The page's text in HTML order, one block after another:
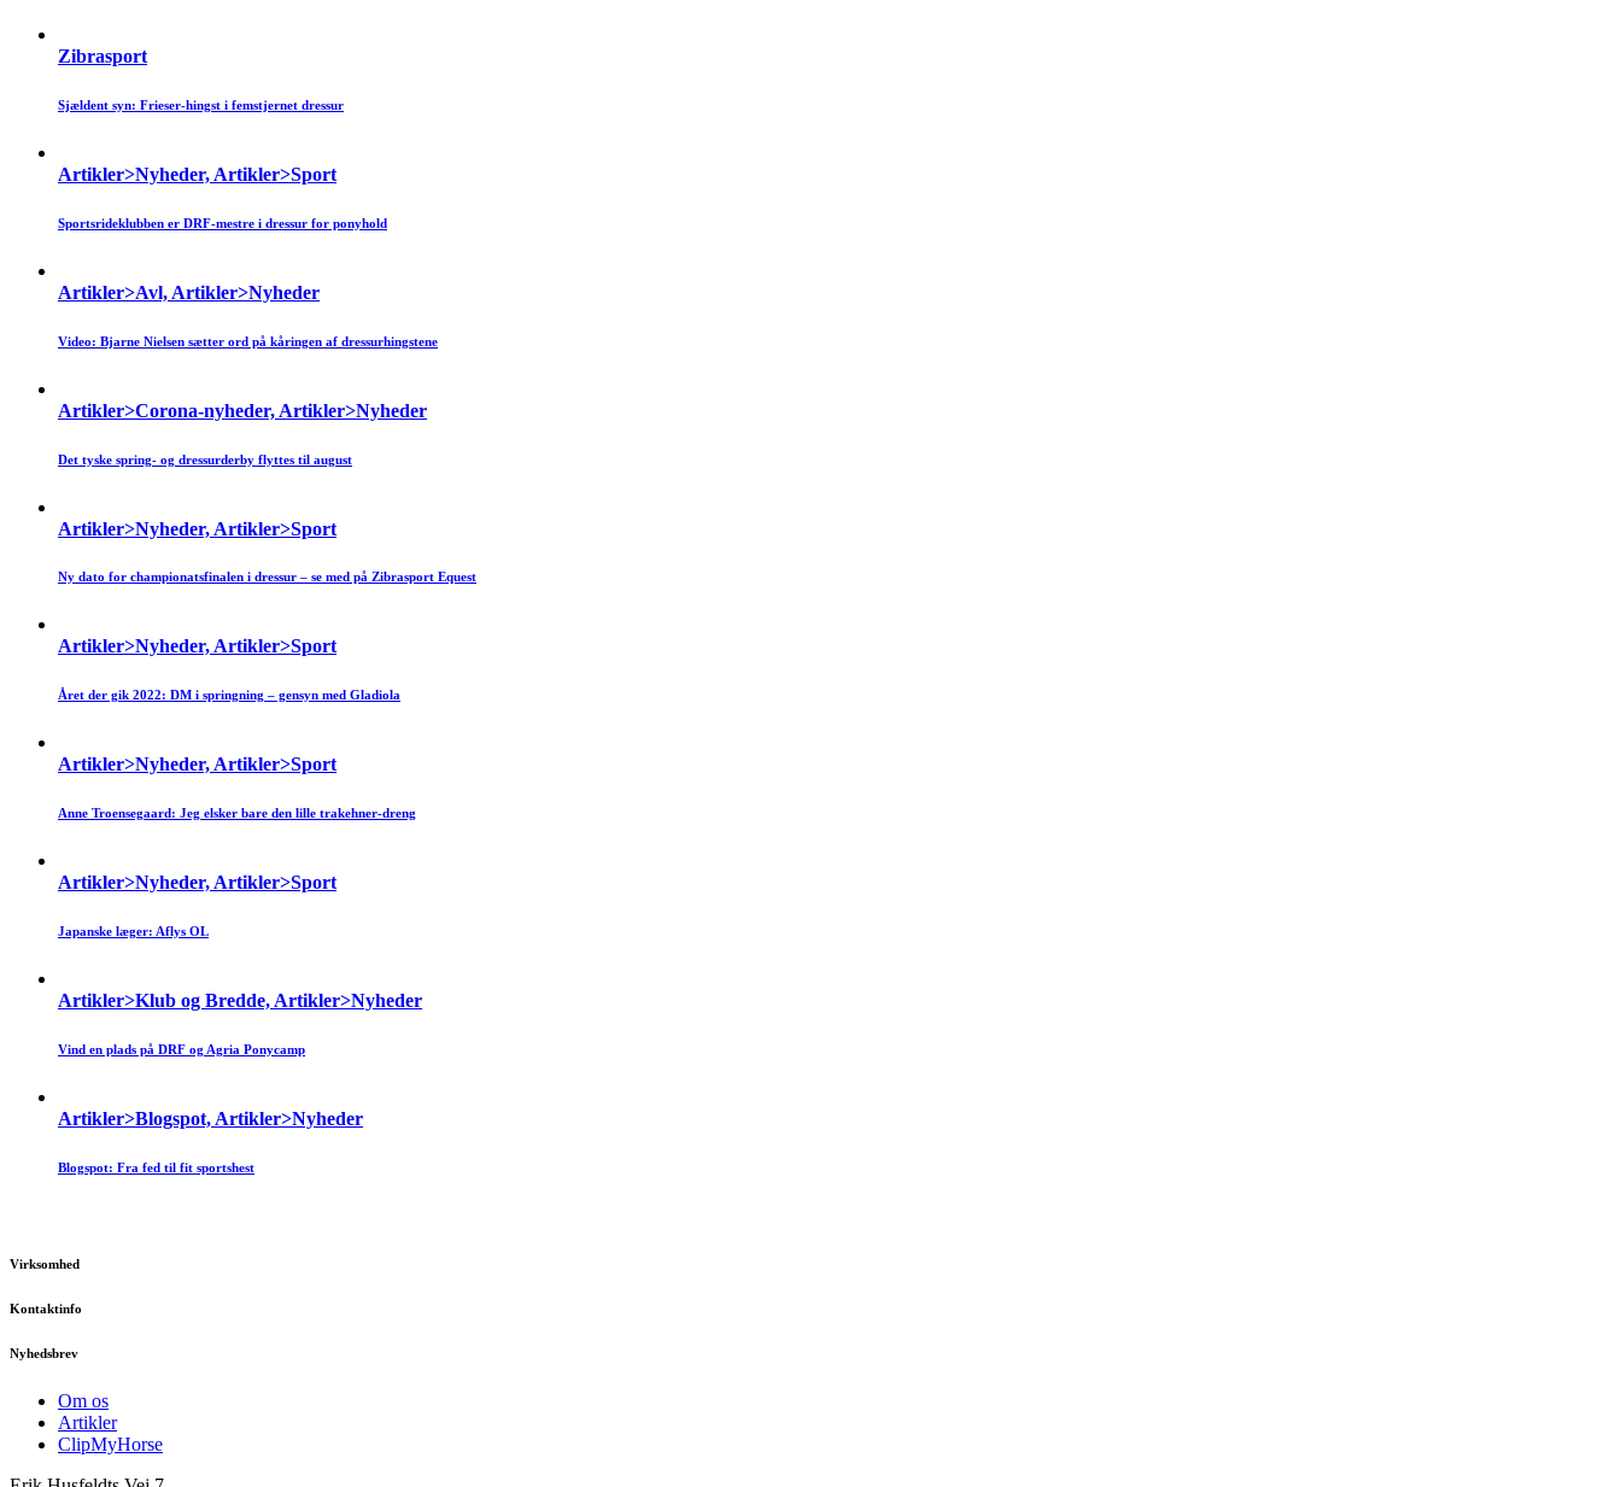
Zibrasport
Sjældent syn: Frieser-hingst i femstjernet dressur
Artikler>Nyheder, Artikler>Sport
Sportsrideklubben er DRF-mestre i dressur for ponyhold
Artikler>Avl, Artikler>Nyheder
Video: Bjarne Nielsen sætter ord på kåringen af dressurhingstene
Artikler>Corona-nyheder, Artikler>Nyheder
Det tyske spring- og dressurderby flyttes til august
Artikler>Nyheder, Artikler>Sport
Ny dato for championatsfinalen i dressur – se med på Zibrasport Equest
Artikler>Nyheder, Artikler>Sport
Året der gik 2022: DM i springning – gensyn med Gladiola
Artikler>Nyheder, Artikler>Sport
Anne Troensegaard: Jeg elsker bare den lille trakehner-dreng
Artikler>Nyheder, Artikler>Sport
Japanske læger: Aflys OL
Artikler>Klub og Bredde, Artikler>Nyheder
Vind en plads på DRF og Agria Ponycamp
Artikler>Blogspot, Artikler>Nyheder
Blogspot: Fra fed til fit sportshest
Virksomhed
Kontaktinfo
Nyhedsbrev
Om os
Artikler
ClipMyHorse